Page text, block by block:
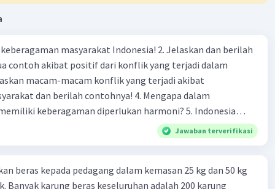
senyawa tersebut tidak memiliki PEB pada struktur
tersebut memiliki 1 pasangan elektron bebas.
pusat P memiliki 5 elektron yang telah disumbangkan
I sehingga tidak ada pasangan elektron bebas.
yang memungkinkan adalah (4).
masyarakat Indonesia! 2. Jelaskan dan berilah
contoh akibat positif dari konflik yang terjadi dalam
dan berilah contohnya! 4. Mengapa dalam
keberagaman diperlukan harmoni? 5. Indonesia
yang kaya akan keberagaman baik dilihat dari agama, suku,
Berdasarkan pernyataan tersebut, apa yang dapat
Jawaban terverifikasi
beras kepada pedagang dalam kemasan 25 kg dan 50 kg
Banyak karung beras keseluruhan adalah 200 karung